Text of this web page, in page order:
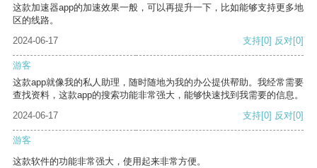
这款加速器app的加速效果一般，可以再提升一下，比如能够支持更多地
区的线路。
2024-06-17
支持[0] 反对[0]
游客
这款app就像我的私人助理，随时随地为我的办公提供帮助。我经常需要
查找资料，这款app的搜索功能非常强大，能够快速找到我需要的信息。
2024-06-17
支持[0] 反对[0]
游客
这款软件的功能非常强大，使用起来非常方便。